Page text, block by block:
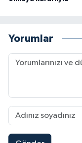
Yorumlar